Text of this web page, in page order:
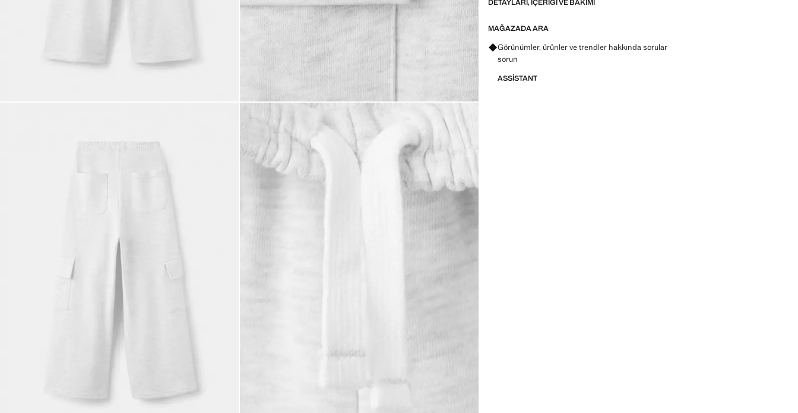
DETAYLARI, IÇERIĞI VE BAKIMI
MAĞAZADA ARA
Görünümler, ürünler ve trendler hakkında sorular
sorun
ASSISTANT